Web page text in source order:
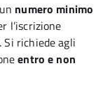
numero minimo
l’iscrizione
richiede agli
entro e non